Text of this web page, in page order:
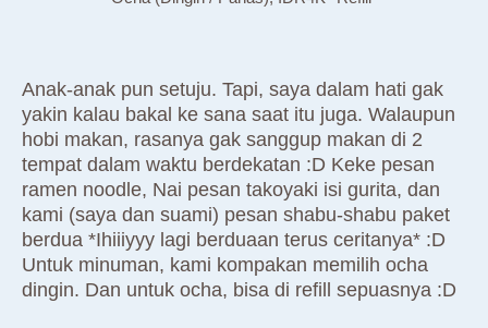
Anak-anak pun setuju. Tapi, saya dalam hati gak
yakin kalau bakal ke sana saat itu juga. Walaupun
hobi makan, rasanya gak sanggup makan di 2
tempat dalam waktu berdekatan :D Keke pesan
ramen noodle, Nai pesan takoyaki isi gurita, dan
kami (saya dan suami) pesan shabu-shabu paket
berdua *Ihiiiyyy lagi berduaan terus ceritanya* :D
Untuk minuman, kami kompakan memilih ocha
dingin. Dan untuk ocha, bisa di refill sepuasnya :D